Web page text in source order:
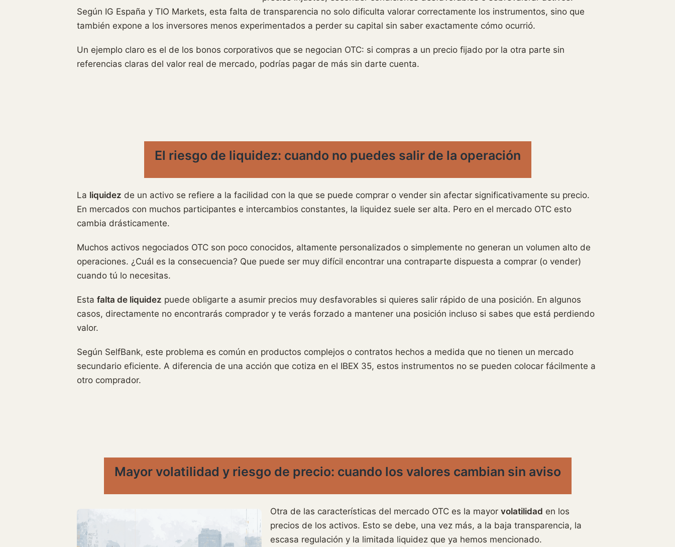
Según IG España y TIO Markets, esta falta de transparencia no solo dificulta valorar correctamente los instrumentos, sino que
también expone a los inversores menos experimentados a perder su capital sin saber exactamente cómo ocurrió.
Un ejemplo claro es el de los bonos corporativos que se negocian OTC: si compras a un precio fijado por la otra parte sin
referencias claras del valor real de mercado, podrías pagar de más sin darte cuenta.
El riesgo de liquidez: cuando no puedes salir de la operación
La liquidez de un activo se refiere a la facilidad con la que se puede comprar o vender sin afectar significativamente su precio.
En mercados con muchos participantes e intercambios constantes, la liquidez suele ser alta. Pero en el mercado OTC esto
cambia drásticamente.
Muchos activos negociados OTC son poco conocidos, altamente personalizados o simplemente no generan un volumen alto de
operaciones. ¿Cuál es la consecuencia? Que puede ser muy difícil encontrar una contraparte dispuesta a comprar (o vender)
cuando tú lo necesitas.
Esta falta de liquidez puede obligarte a asumir precios muy desfavorables si quieres salir rápido de una posición. En algunos
casos, directamente no encontrarás comprador y te verás forzado a mantener una posición incluso si sabes que está perdiendo
valor.
Según SelfBank, este problema es común en productos complejos o contratos hechos a medida que no tienen un mercado
secundario eficiente. A diferencia de una acción que cotiza en el IBEX 35, estos instrumentos no se pueden colocar fácilmente a
otro comprador.
Mayor volatilidad y riesgo de precio: cuando los valores cambian sin aviso
Otra de las características del mercado OTC es la mayor volatilidad en los
precios de los activos. Esto se debe, una vez más, a la baja transparencia, la
escasa regulación y la limitada liquidez que ya hemos mencionado.